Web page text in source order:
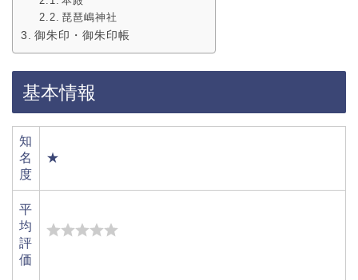
琵琶嶋神社
御朱印・御朱印帳
基本情報
知
名
度
★
平
均
評
価